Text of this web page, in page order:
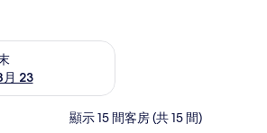
月 23
23) 的供應情況
顯示 15 間客房 (共 15 間)